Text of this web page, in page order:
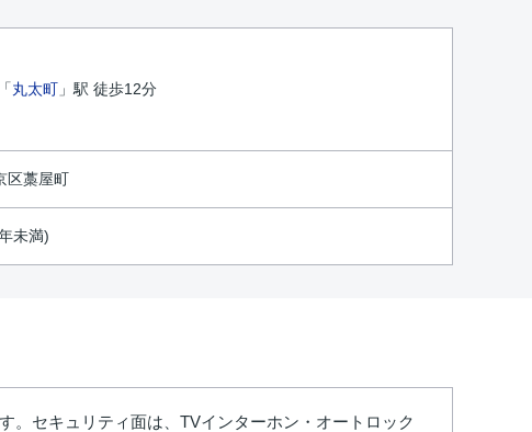
丸太町 」駅 徒歩12分
区藁屋町
未満)
。セキュリティ面は、TVインターホン・オートロック